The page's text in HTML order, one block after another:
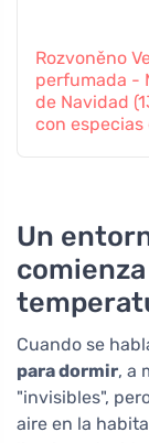
Rozvoněno
perfumada -
de Navidad
con especias
Un
Cuando se
para dormir, a
"invisibles",
aire en la